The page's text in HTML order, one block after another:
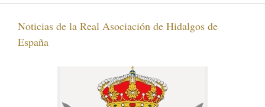
Noticias de la Real Asociación de Hidalgos de
España